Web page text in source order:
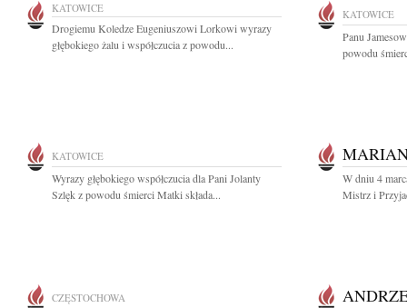
KATOWICE
Drogiemu Koledze Eugeniuszowi Lorkowi wyrazy
głębokiego żalu i współczucia z powodu...
KATOWICE
Panu
powodu
KATOWICE
Wyrazy głębokiego współczucia dla Pani Jolanty
Szlęk z powodu śmierci Matki składa...
W dniu 4
Mistrz i
CZĘSTOCHOWA